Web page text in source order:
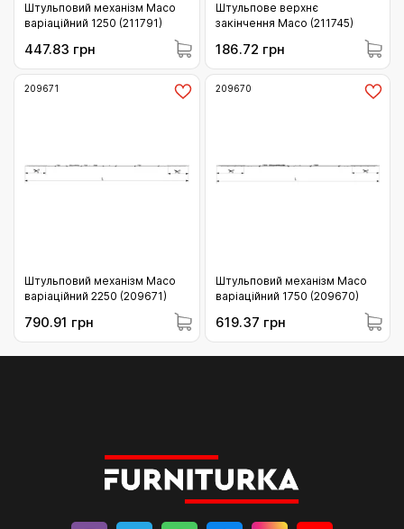
Штульповий механізм Maco
варіаційний 1250 (211791)
447.83 грн
Штульпове верхнє
закінчення Maco (211745)
186.72 грн
209671
Штульповий механізм Maco
варіаційний 2250 (209671)
790.91 грн
209670
Штульповий механізм Maco
варіаційний 1750 (209670)
619.37 грн